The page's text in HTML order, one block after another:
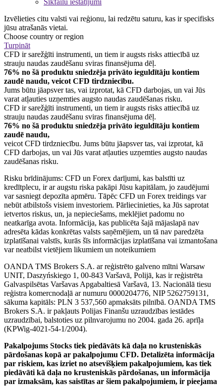
Izvēlieties citu valsti vai reģionu, lai redzētu saturu, kas ir specifisks
jūsu atrašanās vietai.
Choose country or region
Turpināt
CFD ir sarežģīti instrumenti, un tiem ir augsts risks attiecībā uz
strauju naudas zaudēšanu sviras finansējuma dēļ.
76% no šā produktu sniedzēja privāto ieguldītāju kontiem
zaudē naudu, veicot CFD tirdzniecību.
Jums būtu jāapsver tas, vai izprotat, kā CFD darbojas, un vai Jūs
varat atļauties uzņemties augsto naudas zaudēšanas risku.
CFD ir sarežģīti instrumenti, un tiem ir augsts risks attiecībā uz
strauju naudas zaudēšanu sviras finansējuma dēļ.
76% no šā produktu sniedzēja privāto ieguldītāju kontiem
zaudē naudu,
veicot CFD tirdzniecību. Jums būtu jāapsver tas, vai izprotat, kā
CFD darbojas, un vai Jūs varat atļauties uzņemties augsto naudas
zaudēšanas risku.
Risku brīdinājums: CFD un Forex darījumi, kas balstīti uz
kredītplecu, ir ar augstu riska pakāpi Jūsu kapitālam, jo zaudējumi
var sasniegt depozīta apmēru. Tāpēc CFD un Forex treidings var
nebūt atbilstošs visiem investoriem. Pārliecinieties, ka Jūs saprotat
ietvertos riskus, un, ja nepieciešams, meklējiet padomu no
neatkarīga avota. Informācija, kas publicēta šajā mājaslapā nav
adresēta kādas konkrētas valsts saņēmējiem, un tā nav paredzēta
izplatīšanai valstīs, kurās šīs informācijas izplatīšana vai izmantošana
var neatbilst vietējiem likumiem un noteikumiem
OANDA TMS Brokers S.A. ar reģistrēto galveno mītni Warsaw
UNIT, Daszyńskiego 1, 00-843 Varšavā, Polijā, kas ir reģistrēta
Galvaspilsētas Varšavas Apgabaltiesā Varšavā, 13. Nacionālā tiesu
reģistra komercnodaļā ar numuru 0000204776, NIP 5262759131,
sākuma kapitāls: PLN 3 537,560 apmaksāts pilnībā. OANDA TMS
Brokers S.A. ir pakļauts Polijas Finanšu uzraudzības iestādes
uzraudzībai, balstoties uz pilnvarojumu no 2004. gada 26. aprīļa
(KPWig-4021-54-1/2004).
Pakalpojums Stocks tiek piedāvāts kā daļa no krusteniskās
pārdošanas kopā ar pakalpojumu CFD. Detalizēta informācija
par riskiem, kas izriet no atsevišķiem pakalpojumiem, kas tiek
piedāvāti kā daļa no krusteniskās pārdošanas, un informācija
par izmaksām, kas saistītas ar šiem pakalpojumiem, ir pieejama